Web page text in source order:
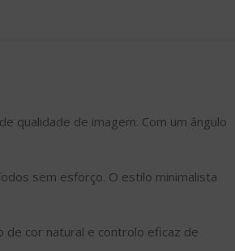
qualidade de imagem. Com um ângulo
sem esforço. O estilo minimalista
de cor natural e controlo eficaz de